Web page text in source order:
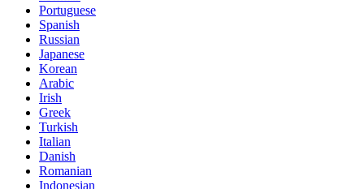
Portuguese
Spanish
Russian
Japanese
Korean
Arabic
Irish
Greek
Turkish
Italian
Danish
Romanian
Indonesian